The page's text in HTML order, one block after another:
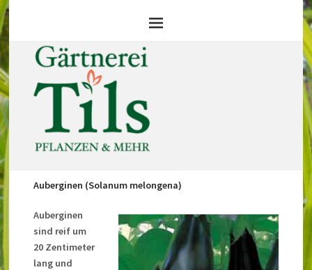
Auberginen (Solanum melongena)
Auberginen
sind reif um
20 Zentimeter
lang und